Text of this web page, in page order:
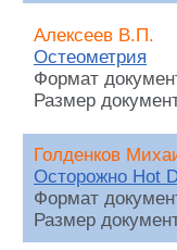
Алексеев В.П.
Остеометрия
Формат
Размер
Голденков
Осторожно Hot
Формат
Размер